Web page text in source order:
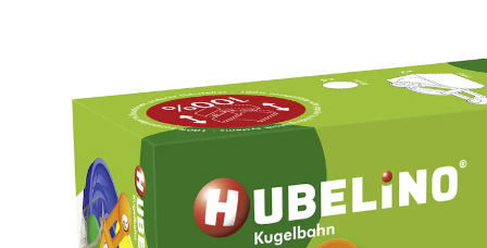
CHF 15.95
inkl. MwSt. und zzgl.Versandkosten
Lieferung nach Hause